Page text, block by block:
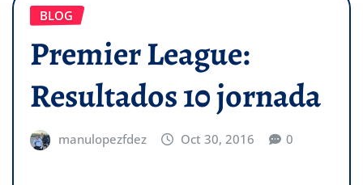
BLOG
Premier League:
Resultados 10 jornada
manulopezfdez Oct 30, 2016 0